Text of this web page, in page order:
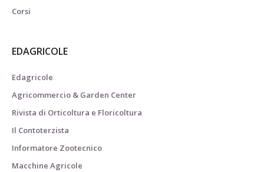
Corsi
EDAGRICOLE
Edagricole
Agricommercio & Garden Center
Rivista di Orticoltura e Floricoltura
Il Contoterzista
Informatore Zootecnico
Macchine Agricole